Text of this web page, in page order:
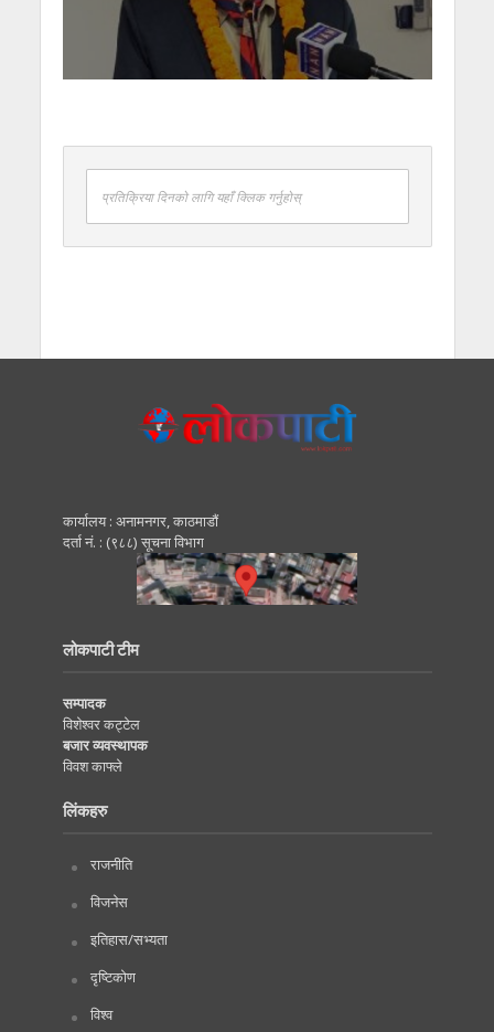
प्रतिक्रिया दिनको लागि यहाँ क्लिक गर्नुहोस्
कार्यालय : अनामनगर, काठमाडाैं
दर्ता नं. : (९८८) सूचना विभाग
लोकपाटी टीम
सम्पादक
विशेश्वर कट्टेल
बजार व्यवस्थापक
विवश काफ्ले
लिंकहरु
राजनीति
विजनेस
इतिहास/सभ्यता
दृष्टिकोण
विश्व